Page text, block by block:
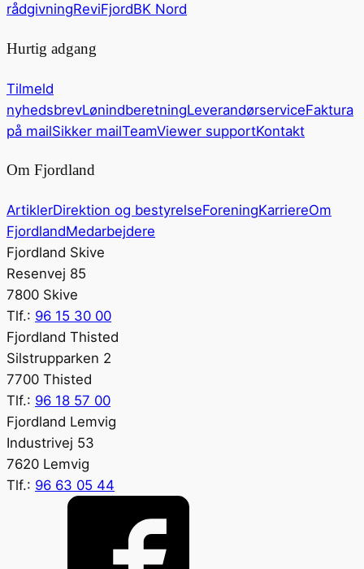
rådgivningReviFjordBK Nord
Hurtig adgang
Tilmeld
nyhedsbrevLønindberetningLeverandørserviceFaktura
på mailSikker mailTeamViewer supportKontakt
Om Fjordland
ArtiklerDirektion og bestyrelseForeningKarriereOm
FjordlandMedarbejdere
Fjordland Skive
Resenvej 85
7800 Skive
Tlf.: 96 15 30 00
Fjordland Thisted
Silstrupparken 2
7700 Thisted
Tlf.: 96 18 57 00
Fjordland Lemvig
Industrivej 53
7620 Lemvig
Tlf.: 96 63 05 44